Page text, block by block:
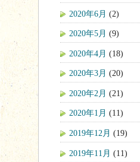
2020年6月 (2)
2020年5月 (9)
2020年4月 (18)
2020年3月 (20)
2020年2月 (21)
2020年1月 (11)
2019年12月 (19)
2019年11月 (11)